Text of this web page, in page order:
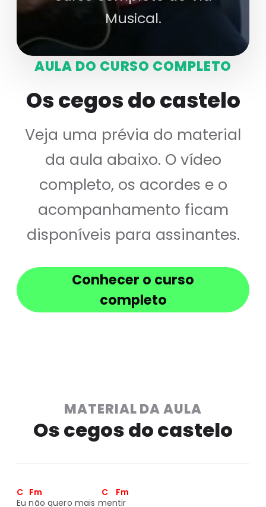
Musical.
AULA DO CURSO COMPLETO
Os cegos do castelo
Veja uma prévia do material
da aula abaixo. O vídeo
completo, os acordes e o
acompanhamento ficam
disponíveis para assinantes.
Conhecer o curso
completo
MATERIAL DA AULA
Os cegos do castelo
C   Fm                                C    Fm
Eu não quero mais mentir